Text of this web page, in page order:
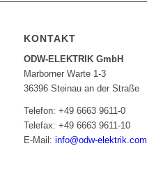
KONTAKT
ODW-ELEKTRIK GmbH
Marborner Warte 1-3
36396 Steinau an der Straße
Telefon: +49 6663 9611-0
Telefax: +49 6663 9611-10
E-Mail: info@odw-elektrik.com